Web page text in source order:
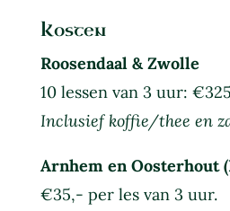
Kosten
Roosendaal & Zwolle
10 lessen van 3 uur:
Inclusief koffie/thee en
Arnhem en Oosterhout
€35,- per les van 3 uur.